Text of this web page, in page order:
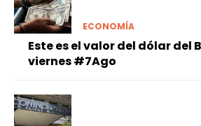
ECONOMÍA
Este es el valor del dólar del
viernes #7Ago